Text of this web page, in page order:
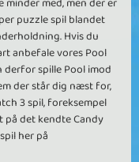
puzzle spil blandet
Hvis du
anbefale vores Pool
derfor spille Pool imod
der står dig næst for,
3 spil, foreksempel
på det kendte Candy
her på